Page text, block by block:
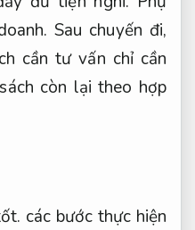
Sau chuyến đi,
cần tư vấn chỉ cần
còn lại theo hợp
các bước thực hiện